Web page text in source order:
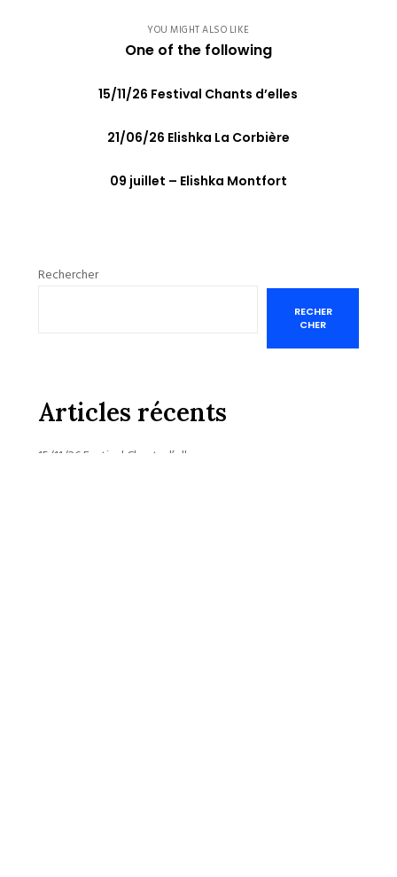
YOU MIGHT ALSO LIKE
One of the following
15/11/26 Festival Chants d’elles
21/06/26 Elishka La Corbière
09 juillet – Elishka Montfort
Rechercher
RECHER
CHER
Articles récents
15/11/26 Festival Chants d’elles